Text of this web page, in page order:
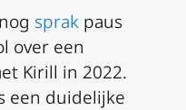
sprak paus
over een
Kirill in 2022.
een duidelijke